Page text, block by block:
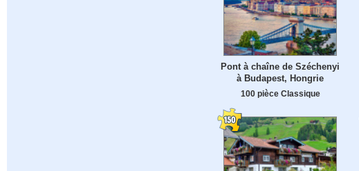
Pont à chaîne de Széchenyi
à Budapest, Hongrie
100 pièce Classique